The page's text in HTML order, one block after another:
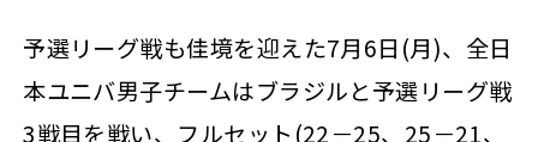
予選リーグ戦も佳境を迎えた7月6日(月)、全日
本ユニバ男子チームはブラジルと予選リーグ戦
3戦目を戦い、フルセット(22－25、25－21、